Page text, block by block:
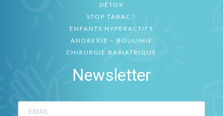
DÉTOX
STOP TABAC !
ENFANTS HYPERACTIFS
ANOREXIE – BOULIMIE
CHIRURGIE BARIATRIQUE
Newsletter